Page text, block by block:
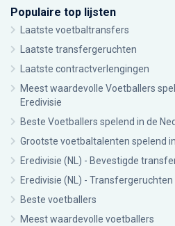
Populaire top lijsten
Laatste voetbaltransfers
Laatste transfergeruchten
Laatste contractverlengingen
Meest waardevolle Voetballers
Eredivisie
Beste Voetballers spelend in de
Grootste voetbaltalenten spelend
Eredivisie (NL) - Bevestigde
Eredivisie (NL) - Transfergeruchten
Beste voetballers
Meest waardevolle voetballers